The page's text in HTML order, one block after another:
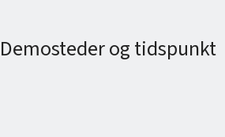
Demosteder og tidspunkt